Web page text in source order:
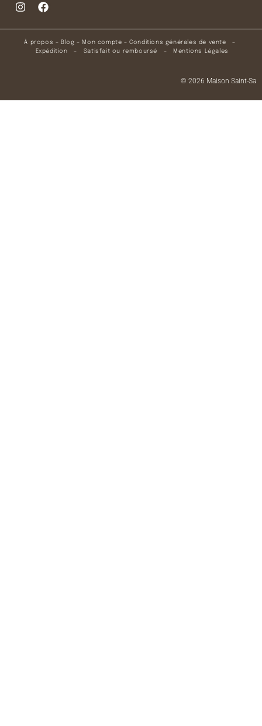
À propos – Blog – Mon compte –Conditions générales de vente –
Expédition – Satisfait ou remboursé – Mentions Légales
© 2026 Maison Saint-Sa